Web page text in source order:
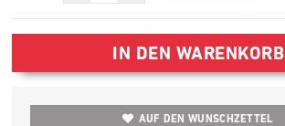
IN DEN WARENKORB
AUF DEN WUNSCHZETTEL